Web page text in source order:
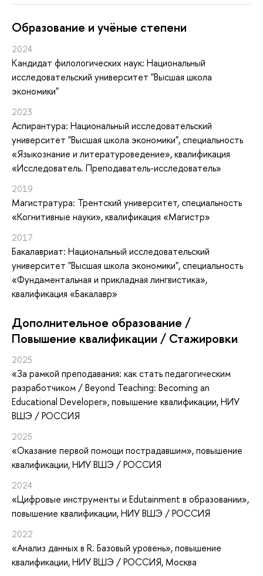
Oбразование и учёные степени
2024
Кандидат филологических наук: Национальный
исследовательский университет "Высшая школа
экономики"
2023
Аспирантура: Национальный исследовательский
университет "Высшая школа экономики", специальность
«Языкознание и литературоведение», квалификация
«Исследователь. Преподаватель-исследователь»
2019
Магистратура: Трентский университет, специальность
«Когнитивные науки», квалификация «Магистр»
2017
Бакалавриат: Национальный исследовательский
университет "Высшая школа экономики", специальность
«Фундаментальная и прикладная лингвистика»,
квалификация «Бакалавр»
Дополнительное образование /
Повышение квалификации / Стажировки
2025
«За рамкой преподавания: как стать педагогическим
разработчиком / Beyond Teaching: Becoming an
Educational Developer», повышение квалификации, НИУ
ВШЭ / РОССИЯ
2025
«Оказание первой помощи пострадавшим», повышение
квалификации, НИУ ВШЭ / РОССИЯ
2024
«Цифровые инструменты и Edutainment в образовании»,
повышение квалификации, НИУ ВШЭ / РОССИЯ
2022
«Анализ данных в R. Базовый уровень», повышение
квалификации, НИУ ВШЭ / РОССИЯ, Москва